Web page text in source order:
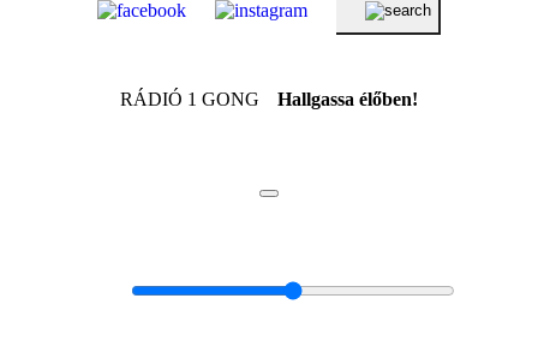
RÁDIÓ 1 GONG Hallgassa élőben!